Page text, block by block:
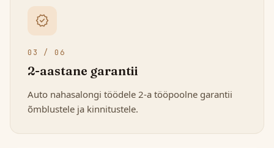
verified
03 / 06
2-aastane garantii
Auto nahasalongi töödele 2-a tööpoolne garantii
õmblustele ja kinnitustele.